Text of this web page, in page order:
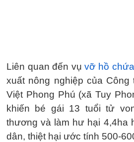
Liên quan đến vụvỡ hồ
xuất nông nghiệp của Công
Việt Phong Phú (xã Tuy
khiến bé gái 13 tuổi tử
thương và làm hư hại 4,4ha
dân, thiệt hại ước tính 500-